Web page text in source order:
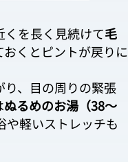
くを長く見続けて毛
くとピントが戻りに
、目の周りの緊張
ぬるめのお湯（38〜
や軽いストレッチも